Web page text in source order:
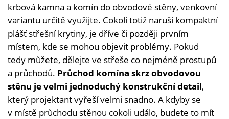
krbová kamna a komín do obvodové stěny, venkovní
variantu určitě využijte. Cokoli totiž naruší kompaktní
plášť střešní krytiny, je dříve či později prvním
místem, kde se mohou objevit problémy. Pokud
tedy můžete, dělejte ve střeše co nejméně prostupů
a průchodů. Průchod komína skrz obvodovou
stěnu je velmi jednoduchý konstrukční detail,
který projektant vyřeší velmi snadno. A kdyby se
v místě průchodu stěnou cokoli událo, budete to mít